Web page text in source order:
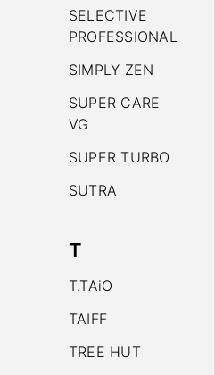
SELECTIVE
PROFESSIONAL
SIMPLY ZEN
SUPER CARE
VG
SUPER TURBO
SUTRA
T
T.TAiO
TAIFF
TREE HUT